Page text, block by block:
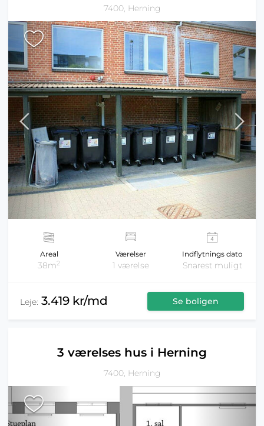
7400, Herning
Areal
38m2
Værelser
1 værelse
Indflytnings dato
Snarest muligt
Leje: 3.419 kr/md Se boligen
3 værelses hus i Herning
7400, Herning